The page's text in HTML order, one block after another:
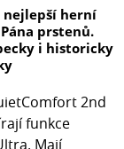
nejlepší herní
prstenů.
i historicky